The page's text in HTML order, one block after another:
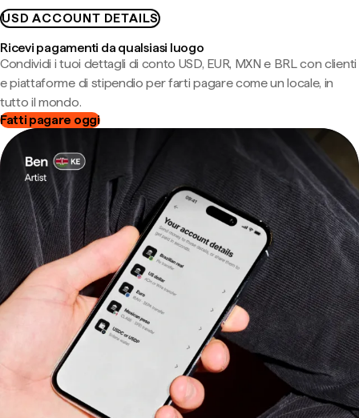
USD ACCOUNT DETAILS
Ricevi pagamenti da qualsiasi luogo
Condividi i tuoi dettagli di conto USD, EUR, MXN e BRL con clienti
e piattaforme di stipendio per farti pagare come un locale, in
tutto il mondo.
Fatti pagare oggi